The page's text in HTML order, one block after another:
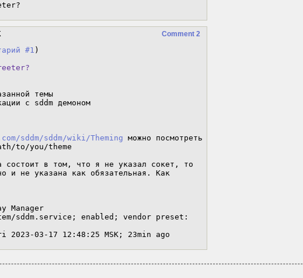
Comment 2
#1
темы
с sddm демоном
sddm/sddm/wiki/Theming можно посмотреть
to/you/theme
состоит в том, что я не указал сокет, то
и не указана как обязательная. Как
Manager
2023-03-17 12:48:25 MSK; 23min ago